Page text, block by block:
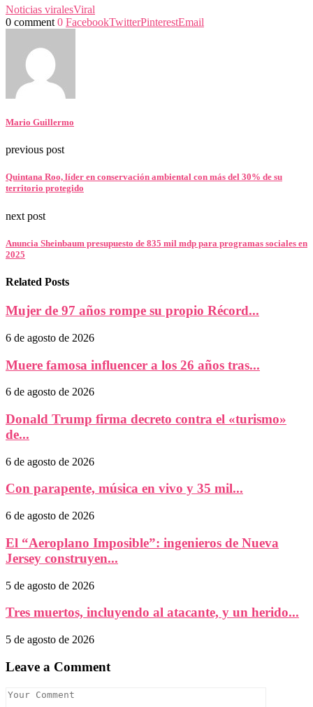
Noticias viralesViral
0 comment 0 FacebookTwitterPinterestEmail
Mario Guillermo
previous post
Quintana Roo, líder en conservación ambiental con más del 30% de su
territorio protegido
next post
Anuncia Sheinbaum presupuesto de 835 mil mdp para programas sociales en
2025
Related Posts
Mujer de 97 años rompe su propio Récord...
6 de agosto de 2026
Muere famosa influencer a los 26 años tras...
6 de agosto de 2026
Donald Trump firma decreto contra el «turismo»
de...
6 de agosto de 2026
Con parapente, música en vivo y 35 mil...
6 de agosto de 2026
El “Aeroplano Imposible”: ingenieros de Nueva
Jersey construyen...
5 de agosto de 2026
Tres muertos, incluyendo al atacante, y un herido...
5 de agosto de 2026
Leave a Comment